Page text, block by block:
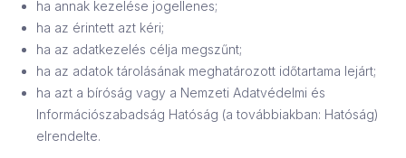
ha annak kezelése jogellenes;
ha az érintett azt kéri;
ha az adatkezelés célja megszűnt;
ha az adatok tárolásának meghatározott időtartama lejárt;
ha azt a bíróság vagy a Nemzeti Adatvédelmi és
Információszabadság Hatóság (a továbbiakban: Hatóság)
elrendelte.